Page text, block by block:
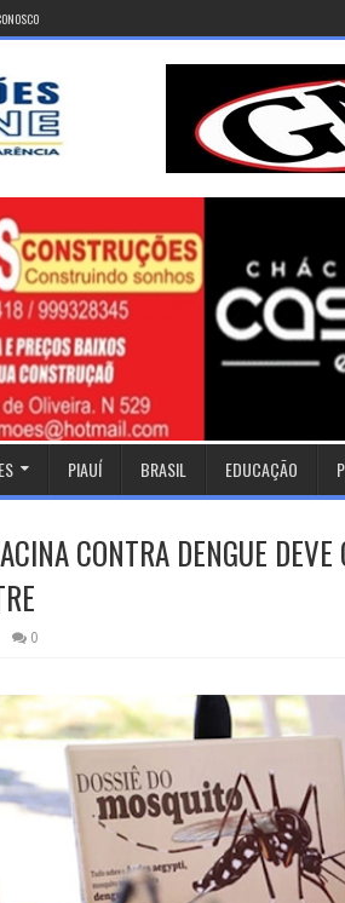
PIAUÍ BRASIL EDUCAÇÃO
CONTRA DENGUE
0